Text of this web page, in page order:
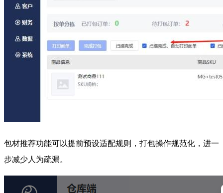
包材推荐功能可以提前预设适配规则，打包操作规范化，进一
步减少人为疏漏。